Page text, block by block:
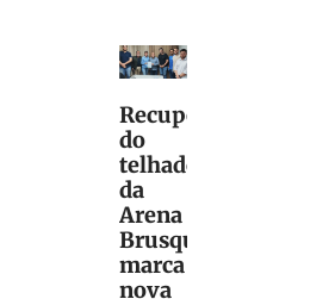
Recuperação
do
telhado
da
Arena
Brusque
marca
nova